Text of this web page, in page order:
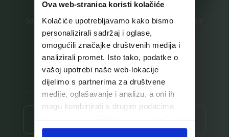
Ova web-stranica koristi kolačiće
Kolačiće upotrebljavamo kako bismo
personalizirali sadržaj i oglase,
omogućili značajke društvenih medija i
analizirali promet. Isto tako, podatke o
vašoj upotrebi naše web-lokacije
dijelimo s partnerima za društvene
medije, oglašavanje i analizu, a oni ih
mogu kombinirati s drugim podacima
ste upotrebljavali njihove usluge.
Saznajte prvi za nove proizvode i ekskluzivne promocije
Prijavite se na listu za novosti